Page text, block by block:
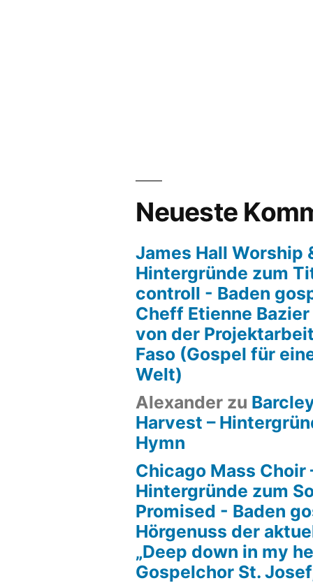
Neueste
James Hall Worship
Hintergründe zum
controll - Baden
Cheff Etienne
von der
Faso (Gospel für
Welt)
Alexander zu
Harvest –
Hymn
Chicago Mass Choir
Hintergründe zum
Promised - Baden
Hörgenuss der
„Deep down in my
Gospelchor St.